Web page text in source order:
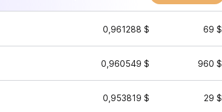
0,961288 $ 69 $
0,960549 $ 960 $
0,953819 $ 29 $